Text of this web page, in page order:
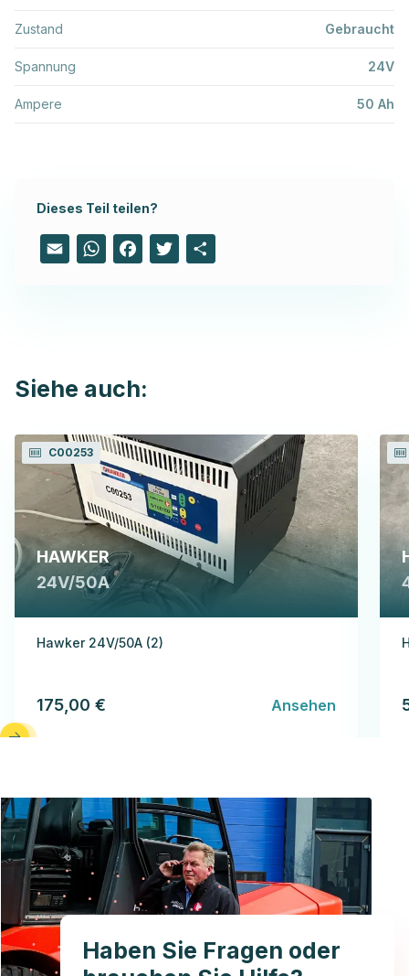
Zustand Gebraucht
Spannung 24V
Ampere 50 Ah
Dieses Teil teilen?
Email WhatsAppFacebook
Twitter
Siehe auch:
C00253
HAWKER
24V/50A
Hawker 24V/50A (2)
175,00 € Ansehen
Haben Sie Fragen oder